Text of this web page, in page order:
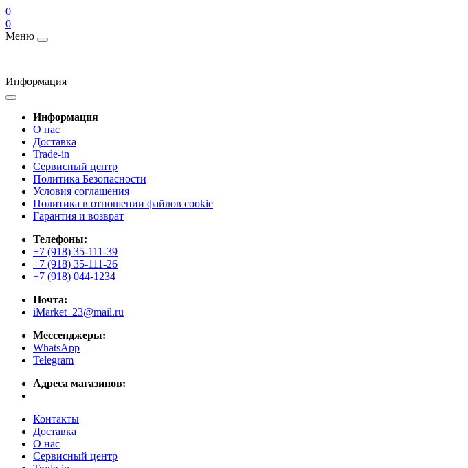
0
0
Меню
Информация
Информация
О нас
Доставка
Trade-in
Сервисный центр
Политика Безопасности
Условия соглашения
Политика в отношении файлов cookie
Гарантия и возврат
Телефоны:
+7 (918) 35-111-39
+7 (918) 35-111-26
+7 (918) 044-1234
Почта:
iMarket_23@mail.ru
Мессенджеры:
WhatsApp
Telegram
Адреса магазинов:
Контакты
Доставка
О нас
Сервисный центр